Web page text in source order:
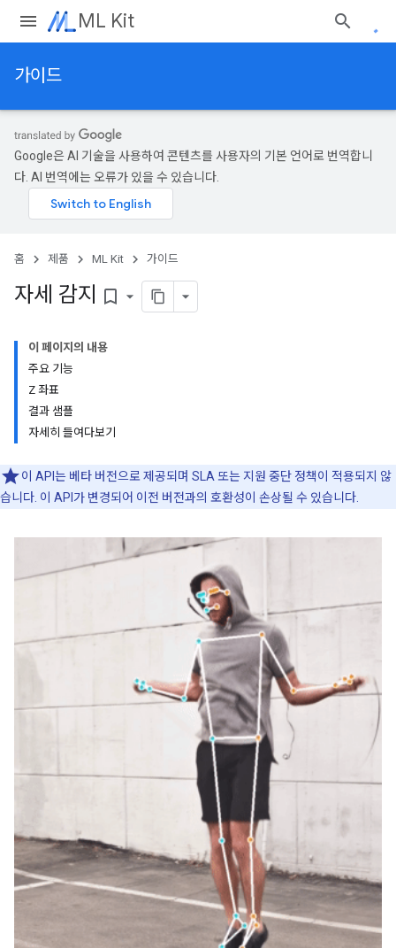
ML Kit
가이드
Google은 AI 기술을 사용하여 콘텐츠를 사용자의 기본 언어로 번역합니
다. AI 번역에는 오류가 있을 수 있습니다.
홈 제품 ML Kit 가이드
자세 감지 bookmark_border
이 페이지의 내용
주요 기능
Z 좌표
결과 샘플
자세히 들여다보기
이 API는 베타 버전으로 제공되며 SLA 또는 지원 중단 정책이 적용되지 않
습니다. 이 API가 변경되어 이전 버전과의 호환성이 손상될 수 있습니다.